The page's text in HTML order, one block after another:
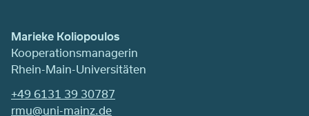
Marieke Koliopoulos
Kooperationsmanagerin
Rhein-Main-Universitäten
+49 6131 39 30787
rmu@uni-mainz.de